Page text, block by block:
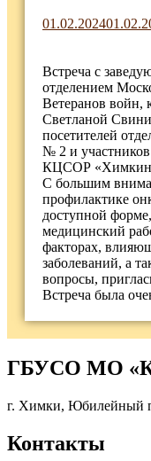
01.02.2024
Встреча с
отделением
Ветеранов войн,
Светланой
посетителей
№ 2 и участников
КЦСОР
С большим
профилактике
доступной
медицинский
факторах,
заболеваний, а
вопросы,
Встреча была
ГБУСО МО
г. Химки, Юбилейный
Контакты